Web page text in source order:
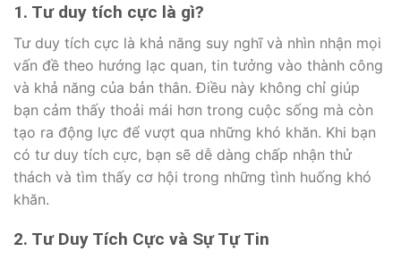
1. Tư duy tích cực là gì?
Tư duy tích cực là khả năng suy nghĩ và nhìn nhận mọi
vấn đề theo hướng lạc quan, tin tưởng vào thành công
và khả năng của bản thân. Điều này không chỉ giúp
bạn cảm thấy thoải mái hơn trong cuộc sống mà còn
tạo ra động lực để vượt qua những khó khăn. Khi bạn
có tư duy tích cực, bạn sẽ dễ dàng chấp nhận thử
thách và tìm thấy cơ hội trong những tình huống khó
khăn.
2. Tư Duy Tích Cực và Sự Tự Tin